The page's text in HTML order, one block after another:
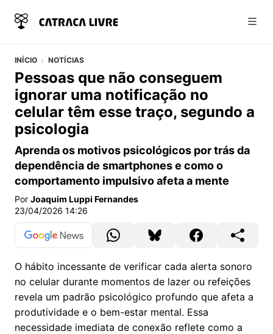
INÍCIO NOTÍCIAS
Pessoas que não conseguem
ignorar uma notificação no
celular têm esse traço, segundo a
psicologia
Aprenda os motivos psicológicos por trás da
dependência de smartphones e como o
comportamento impulsivo afeta a mente
Por Joaquim Luppi Fernandes
23/04/2026 14:26
O hábito incessante de verificar cada alerta sonoro
no celular durante momentos de lazer ou refeições
revela um padrão psicológico profundo que afeta a
produtividade e o bem-estar mental. Essa
necessidade imediata de conexão reflete como a